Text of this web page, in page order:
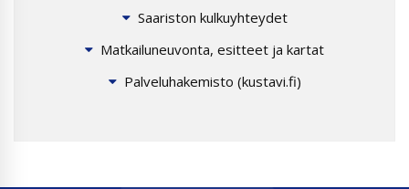
Saariston kulkuyhteydet
Matkailuneuvonta, esitteet ja kartat
Palveluhakemisto (kustavi.fi)